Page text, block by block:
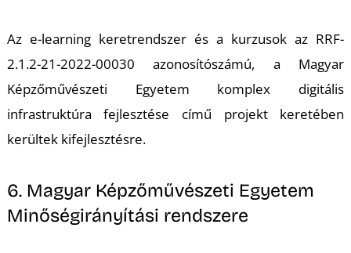
Az e-learning keretrendszer és a kurzusok az RRF-
2.1.2-21-2022-00030 azonosítószámú, a Magyar
Képzőművészeti Egyetem komplex digitális
infrastruktúra fejlesztése című projekt keretében
kerültek kifejlesztésre.
6. Magyar Képzőművészeti Egyetem
Minőségirányítási rendszere